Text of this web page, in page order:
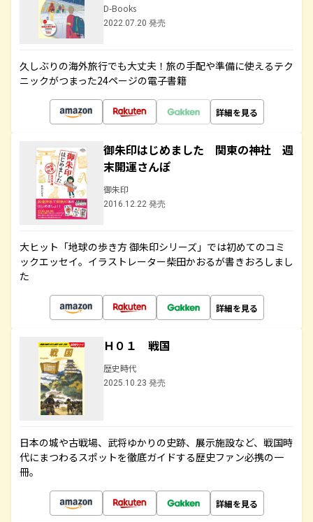
D-Books
2022.07.20 発売
久しぶりの海外旅行でも大丈夫！旅の手配や準備に使えるテク
ニックがつまった24ページの電子書籍
詳細を見る
御朱印はじめました 関東の神社 週
末開運さんぽ
御朱印
2016.12.22 発売
大ヒット「地球の歩き方 御朱印シリーズ」では初めてのコミ
ックエッセイ。イラストレーター柴田かおるが書きおろしまし
た
詳細を見る
Ｈ０１ 戦国
歴史時代
2025.10.23 発売
日本の城や古戦場、武将ゆかりの史跡、展示施設など、戦国時
代にまつわるスポットを徹底ガイドする歴史ファン必携の一
冊。
詳細を見る